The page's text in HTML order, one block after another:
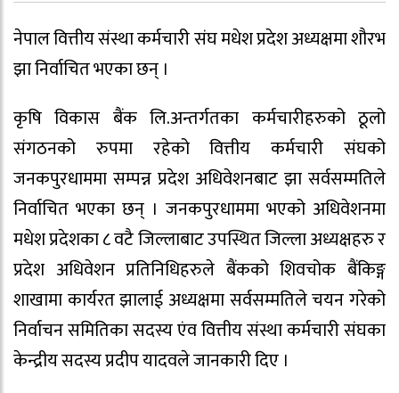
नेपाल वित्तीय संस्था कर्मचारी संघ मधेश प्रदेश अध्यक्षमा शौरभ
झा निर्वाचित भएका छन् ।
कृषि विकास बैंक लि.अन्तर्गतका कर्मचारीहरुको ठूलो
संगठनको रुपमा रहेको वित्तीय कर्मचारी संघको
जनकपुरधाममा सम्पन्न प्रदेश अधिवेशनबाट झा सर्वसम्मतिले
निर्वाचित भएका छन् । जनकपुरधाममा भएको अधिवेशनमा
मधेश प्रदेशका ८ वटै जिल्लाबाट उपस्थित जिल्ला अध्यक्षहरु र
प्रदेश अधिवेशन प्रतिनिधिहरुले बैंकको शिवचोक बैंकिङ्ग
शाखामा कार्यरत झालाई अध्यक्षमा सर्वसम्मतिले चयन गरेको
निर्वाचन समितिका सदस्य एंव वित्तीय संस्था कर्मचारी संघका
केन्द्रीय सदस्य प्रदीप यादवले जानकारी दिए ।